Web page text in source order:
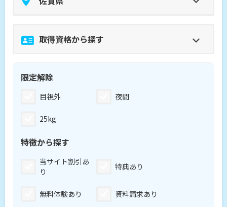
目視外 夜間
25kg
当サイト割引あ
り
特典あり
無料体験あり 資料請求あり